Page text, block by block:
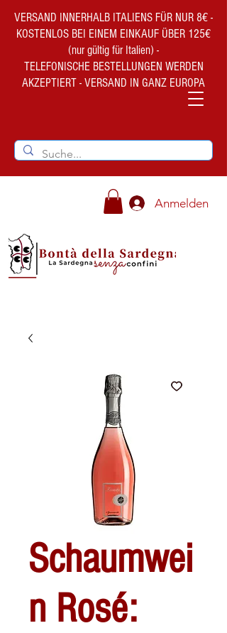
VERSAND INNERHALB ITALIENS FÜR NUR 8€ -
KOSTENLOS BEI EINEM EINKAUF ÜBER 125€
(nur gültig für Italien) -
TELEFONISCHE BESTELLUNGEN WERDEN
AKZEPTIERT - VERSAND IN GANZ EUROPA
Anmelden
Schaumwei
n Rosé: